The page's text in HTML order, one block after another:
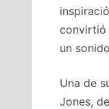
convirtió
un
Una de
Jones,